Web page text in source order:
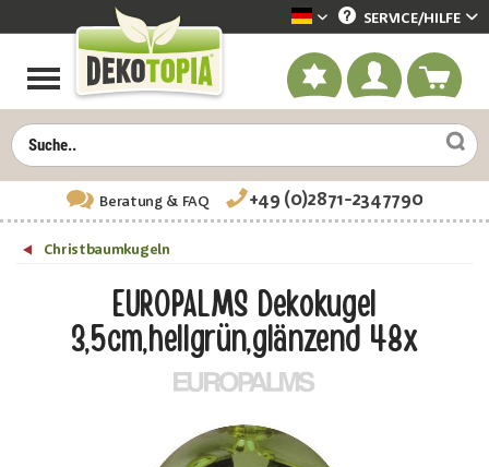
Dekotopia deutsch
SERVICE/HILFE
Beratung& FAQ +49 (0)2871-2347790
Christbaumkugeln
EUROPALMS Dekokugel
3,5cm,hellgrün,glänzend 48x